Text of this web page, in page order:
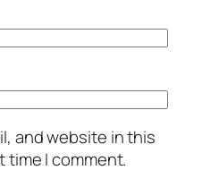
and website in this
I comment.